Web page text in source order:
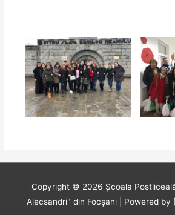
Copyright © 2026 Școala
Alecsandri" din Focșani | Powered by